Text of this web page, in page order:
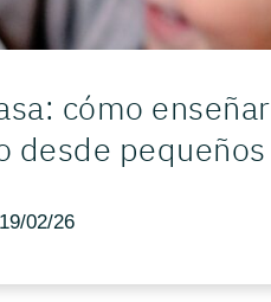
cómo enseñar
desde pequeños
02/26